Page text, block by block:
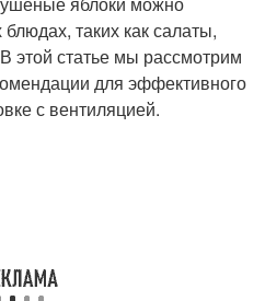
таких как салаты,
этой статье мы рассмотрим
для эффективного
с вентиляцией.